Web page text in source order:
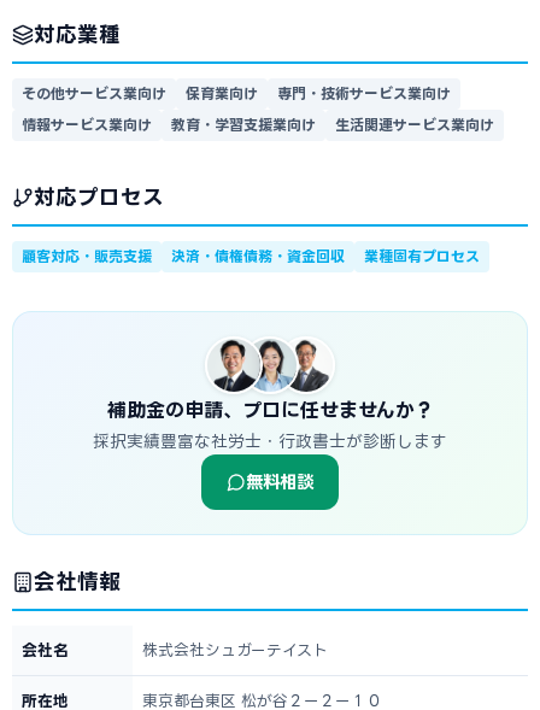
対応業種
その他サービス業向け 保育業向け
専門・技術サービス業向け
情報サービス業向け
教育・学習支援業向け 生活関連サービス業向け
対応プロセス
顧客対応・販売支援 決済・債権債務・資金回収 業種固有プロセス
補助金の申請、プロに任せませんか？
採択実績豊富な社労士・行政書士が診断します
無料相談
会社情報
会社名 株式会社シュガーテイスト
所在地 東京都台東区 松が谷２ー２ー１０